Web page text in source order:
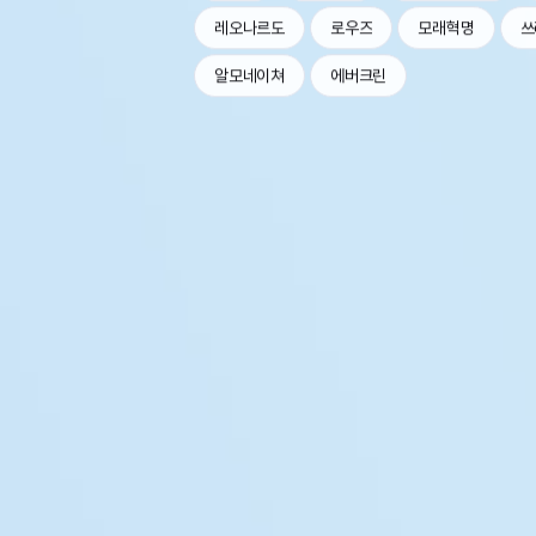
레오나르도 로우즈 모래혁명
알모네이쳐 에버크린